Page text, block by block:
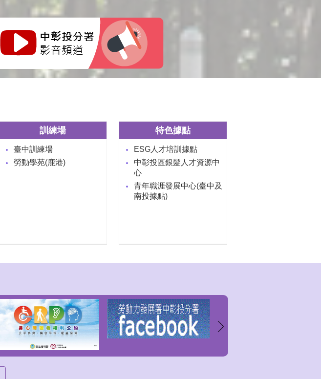
訓練場
臺中訓練場
勞動學苑(鹿港)
特色據點
ESG人才培訓據點
中彰投區銀髮人才資源中
心
青年職涯發展中心(臺中及
南投據點)